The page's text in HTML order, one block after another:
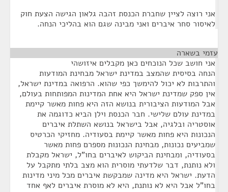
אני רוצה לציין שחברת הכנסת זהבה גלאון הגישה הצעת חוק
לאיסור סחר איברים ואני מבינה שגם הוא בהליכי הנחה.
עזמי בשארה
אני חושב שכל הנוכחים כאן מקבלים איזושהי
הנחה בסיסית שהמצב במדינת ישראל מבחינת המודעות
והתרבות לא יכול להימשך כפי שהוא. הרפואה במדינת ישראל,
אין ספק שמדינת ישראל היא אחת המדינות המפותחות בעולם,
אבל המודעות הציבורית בנושא הזה היא פחות מאשר קיימת
במדינת עולם שלישי. חבר הכנסת וילן הביא כדוגמה את
אוסטריה ובלגיה, אבל בישראל בנושא השתלת איברים
הנכונות היא פחות מאשר קיימת בסעודיה. מחזיקי הכרטיס
שמביעים נכונות, מבחינת הנכונות מספרם פחות מאשר
בסעודיה, ומבחינת הביקוש לאיברים בחו"ל, ישראל מקבלת
ולא נותנת, דבר שלדעתי מוסרית הוא מצב בלתי מתקבל על
הדעת. ישראל היא מדינה שמבקשת איברים מכל מיני מדינות
בחו"ל אבל היא לא נותנת, היא לא מוסרת איברים לאף אחד